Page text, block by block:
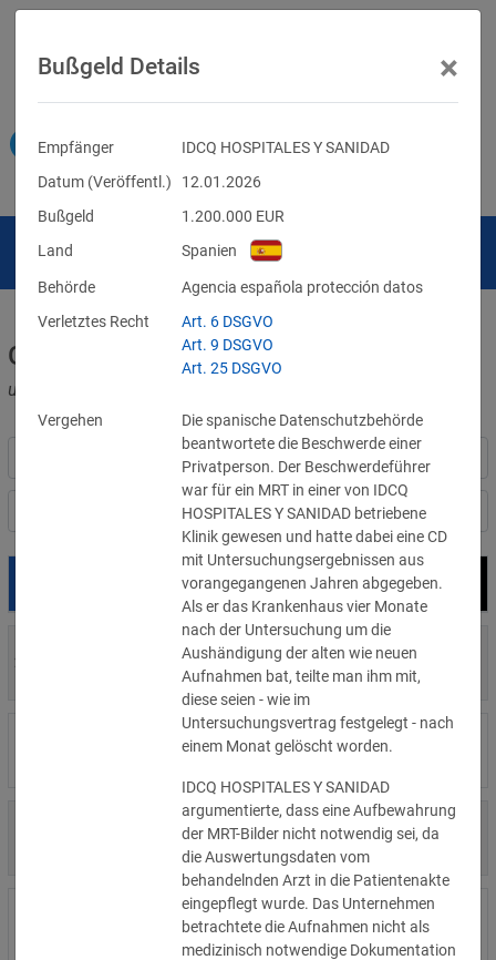
Geldbußen für DSGVO-Verstöße
und für Verletzungen anderer Datenschutzgesetze
Nach Land filtern
Bußgeld Empfänger
29.07.2026
700 €
»Details
Privatperson
1.715.600 €
Wind Tre
6.358 €
»Details
Privatperson
8.500 €
»Details
Wirtschaftsprüfungsgesellschaft
Bußgeld Details ×
Empfänger
IDCQ HOSPITALES Y SANIDAD
Datum (Veröffentl.)
12.01.2026
Bußgeld
1.200.000 EUR
Land
Spanien
Behörde
Agencia española protección datos
Verletztes Recht
Art. 6 DSGVO
Art. 9 DSGVO
Art. 25 DSGVO
Vergehen
Die spanische Datenschutzbehörde
beantwortete die Beschwerde einer
Privatperson. Der Beschwerdeführer
war für ein MRT in einer von IDCQ
HOSPITALES Y SANIDAD betriebene
Klinik gewesen und hatte dabei eine CD
mit Untersuchungsergebnissen aus
vorangegangenen Jahren abgegeben.
Als er das Krankenhaus vier Monate
nach der Untersuchung um die
Aushändigung der alten wie neuen
Aufnahmen bat, teilte man ihm mit,
diese seien - wie im
Untersuchungsvertrag festgelegt - nach
einem Monat gelöscht worden.
IDCQ HOSPITALES Y SANIDAD
argumentierte, dass eine Aufbewahrung
der MRT-Bilder nicht notwendig sei, da
die Auswertungsdaten vom
behandelnden Arzt in die Patientenakte
eingepflegt wurde. Das Unternehmen
betrachtete die Aufnahmen nicht als
medizinisch notwendige Dokumentation